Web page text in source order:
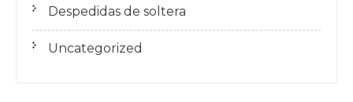
Despedidas de soltera
Uncategorized